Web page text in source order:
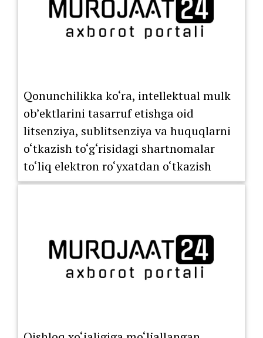
Qonunchilikka ko‘ra, intellektual mulk
ob’ektlarini tasarruf etishga oid
litsenziya, sublitsenziya va huquqlarni
o‘tkazish to‘g‘risidagi shartnomalar
to‘liq elektron ro‘yxatdan o‘tkazish
tartibiga o‘tkazildi.